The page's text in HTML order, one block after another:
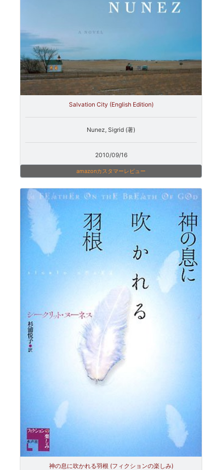
Salvation City (English Edition)
Nunez, Sigrid (著)
2010/09/16
amazonカスタマーレビュー
神の息に吹かれる羽根 (フィクションの楽しみ)